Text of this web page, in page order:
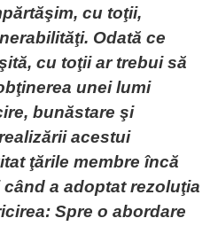
cu toţii,
Odată ce
cu toţii ar trebui să
unei lumi
bunăstare şi
acestui
ţările membre încă
a adoptat rezoluţia
Spre o abordare